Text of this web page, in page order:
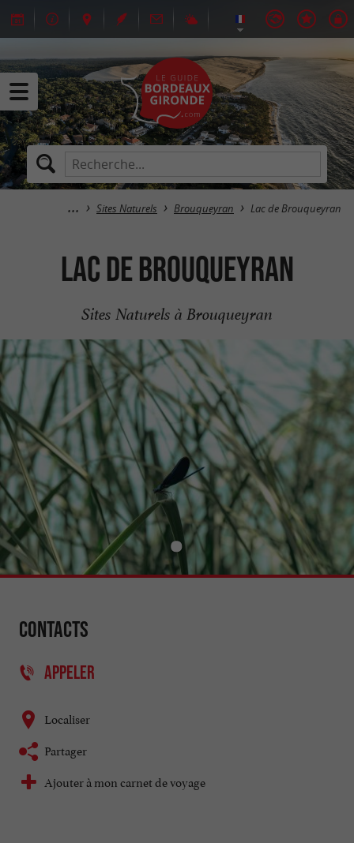
Sites Naturels Brouqueyran Lac de Brouqueyran
Lac de Brouqueyran
Sites Naturels à Brouqueyran
Contacts
APPELER
Localiser
Partager
Ajouter à mon carnet de voyage